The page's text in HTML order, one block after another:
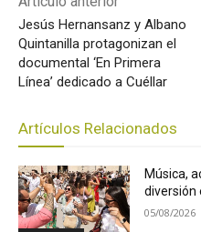
Jesús Hernansanz y Albano
Quintanilla protagonizan el
documental ‘En Primera
Línea’ dedicado a Cuéllar
Artículos Relacionados
Música,
diversión
05/08/2026